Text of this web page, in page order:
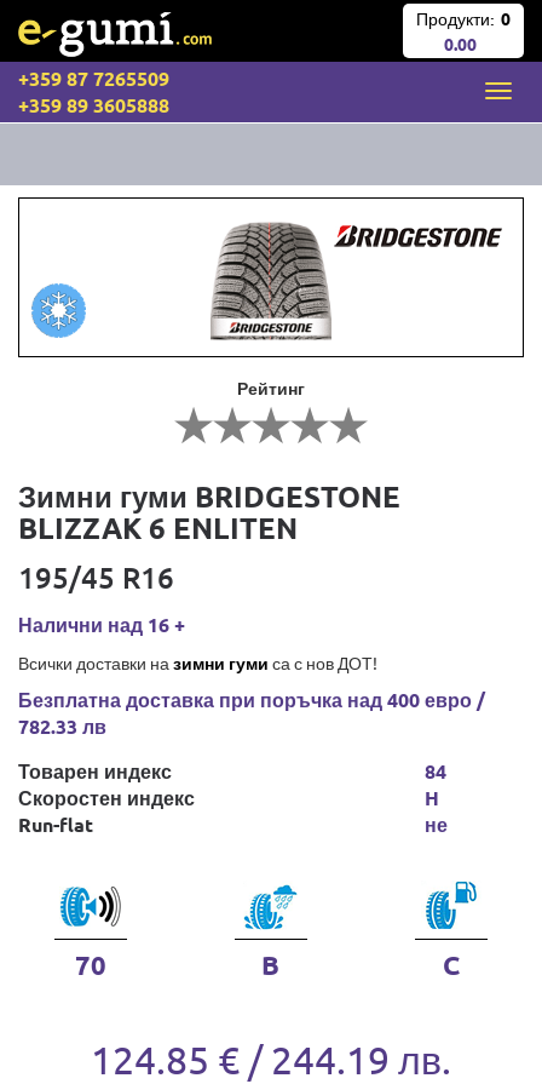
Продукти: 0
0.00
+359 87 7265509
+359 89 3605888
Рейтинг
Зимни гуми BRIDGESTONE
BLIZZAK 6 ENLITEN
195/45 R16
Налични над 16 +
Всички доставки на зимни гуми са с нов ДОТ!
Безплатна доставка при поръчка над 400 евро /
782.33 лв
Товарен индекс
Скоростен индекс
Run-flat
84
H
не
70 B C
124.85 € / 244.19 лв.